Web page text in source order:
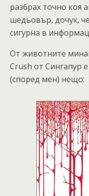
разбрах точно коя
шедьовър, дочух,
сигурна в
Oт животните
Crush от Сингапур
(според мен) нещо: